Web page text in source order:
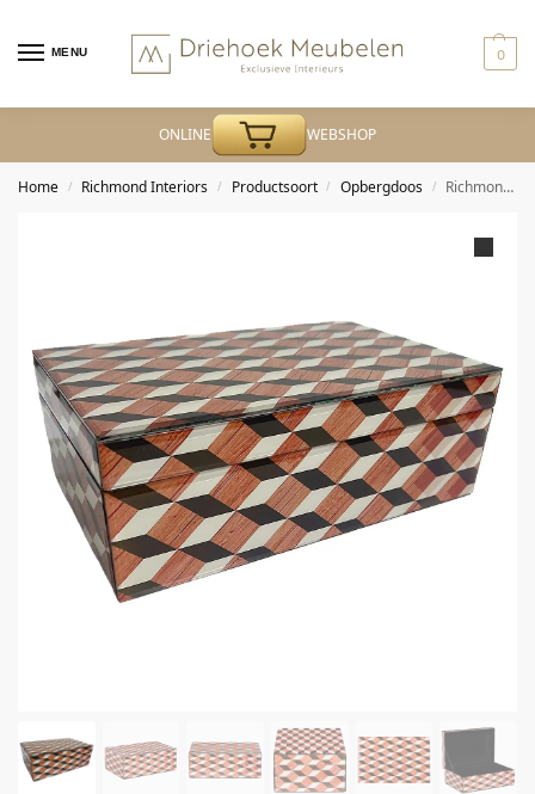
MENU 0
ONLINE WEBSHOP
Home / Richmond Interiors / Productsoort / Opbergdoos / Richmond – Opbergdoos Chady multicolor large